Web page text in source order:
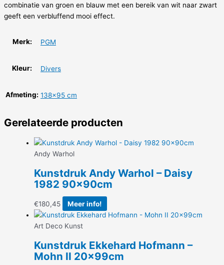
combinatie van groen en blauw met een bereik van wit naar zwart
geeft een verbluffend mooi effect.
Merk: PGM
Kleur: Divers
Afmeting: 138×95 cm
Gerelateerde producten
Andy Warhol
Kunstdruk Andy Warhol – Daisy
1982 90x90cm
€180,45 Meer info!
Art Deco Kunst
Kunstdruk Ekkehard Hofmann –
Mohn II 20x99cm